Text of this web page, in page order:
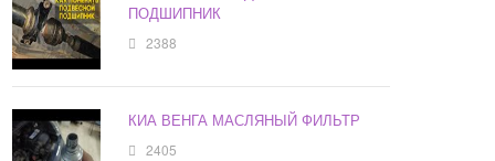
ПОДШИПНИК
2388
КИА ВЕНГА МАСЛЯНЫЙ ФИЛЬТР
2405